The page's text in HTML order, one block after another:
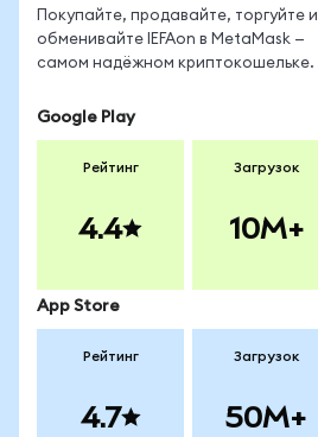
Покупайте, продавайте, торгуйте и
обменивайте IEFAon в MetaMask —
самом надёжном криптокошельке.
Google Play
Рейтинг
4.4
Загрузок
10M+
App Store
Рейтинг
4.7
Загрузок
50M+